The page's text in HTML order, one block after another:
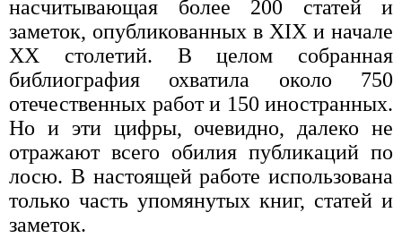
насчитывающая более 200 статей и
заметок, опубликованных в XIX и начале
XX столетий. В целом собранная
библиография охватила около 750
отечественных работ и 150 иностранных.
Но и эти цифры, очевидно, далеко не
отражают всего обилия публикаций по
лосю. В настоящей работе использована
только часть упомянутых книг, статей и
заметок.